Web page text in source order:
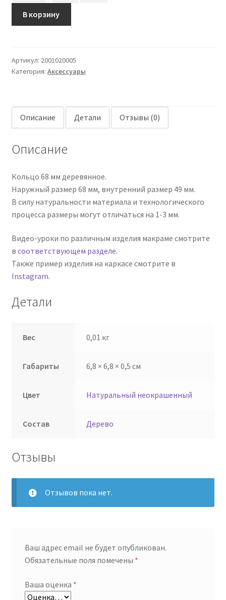
Кольцо
68
В корзину
Артикул: 2001020005
Категория: Аксессуары
Описание Детали Отзывы (0)
Описание
Кольцо 68 мм деревянное.
Наружный размер 68 мм, внутренний размер 49 мм.
В силу натуральности материала и технологического
процесса размеры могут отличаться на 1-3 мм.
Видео-уроки по различным изделия макраме смотрите
в соответствующем разделе.
Также пример изделия на каркасе смотрите в
Instagram.
Детали
Вес 0,01 кг
Габариты 6,8 × 6,8 × 0,5 см
Цвет Натуральный неокрашенный
Состав Дерево
Отзывы
Отзывов пока нет.
Ваш адрес email не будет опубликован.
Обязательные поля помечены *
Ваша оценка *